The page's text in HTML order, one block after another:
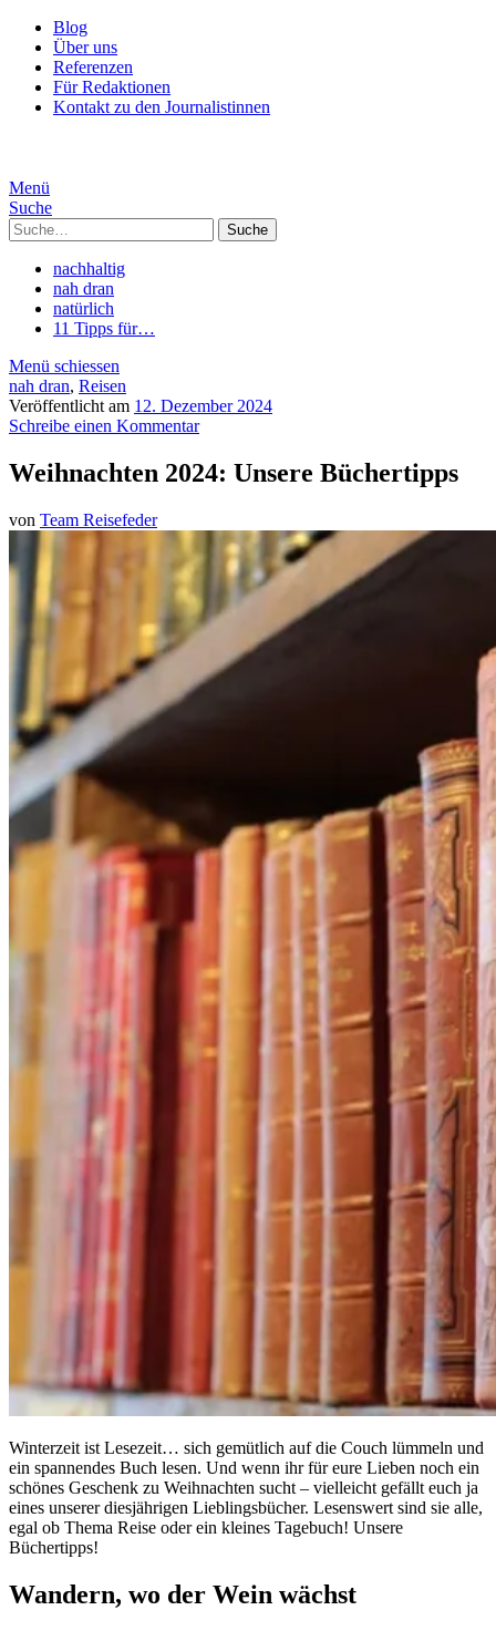
Blog
Über uns
Referenzen
Für Redaktionen
Kontakt zu den Journalistinnen
Menü
Suche
Suche
nachhaltig
nah dran
natürlich
11 Tipps für…
Menü schiessen
nah dran, Reisen
Veröffentlicht am 12. Dezember 2024
Schreibe einen Kommentar
Weihnachten 2024: Unsere Büchertipps
von Team Reisefeder
Winterzeit ist Lesezeit… sich gemütlich auf die Couch lümmeln und
ein spannendes Buch lesen. Und wenn ihr für eure Lieben noch ein
schönes Geschenk zu Weihnachten sucht – vielleicht gefällt euch ja
eines unserer diesjährigen Lieblingsbücher. Lesenswert sind sie alle,
egal ob Thema Reise oder ein kleines Tagebuch! Unsere
Büchertipps!
Wandern, wo der Wein wächst